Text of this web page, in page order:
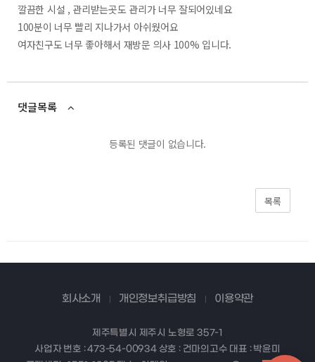
깔끔한 시설 , 관리받는곳도 관리가 너무 잘되어있네요
100분이 너무 빨리 지나가서 아쉬웠어요
여자친구도 너무 좋아해서 재방문 의사 100% 입니다.
댓글목록
등록된 댓글이 없습니다.
목록
회사소개 개인정보취급방침 이용약관
제주특별시 제주시 노형로 357-1
사업자 번호 : 473-54-00934 상호 : 건마의고수 대표 : 박윤미